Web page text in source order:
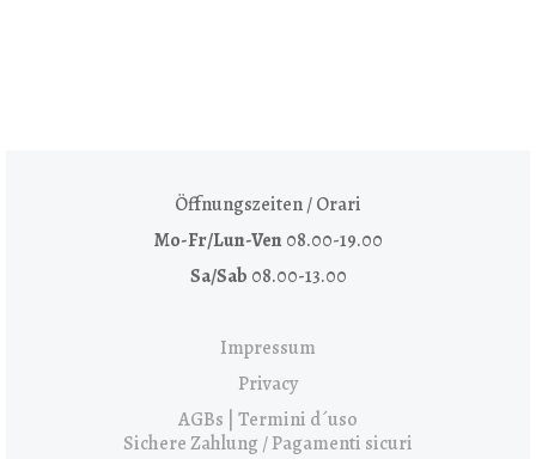
Öffnungszeiten / Orari
Mo-Fr/Lun-Ven 08.00-19.00
Sa/Sab 08.00-13.00
Impressum
Privacy
AGBs | Termini d´uso
Sichere Zahlung / Pagamenti sicuri